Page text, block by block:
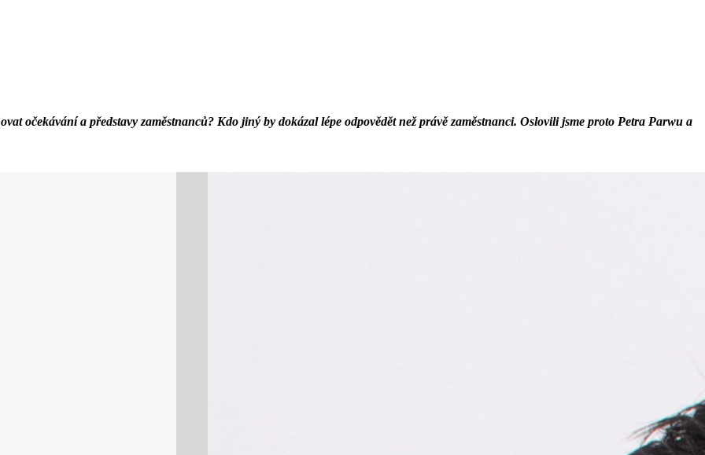
očekávání a představy zaměstnanců? Kdo jiný by dokázal lépe odpovědět než právě zaměstnanci. Oslovili jsme proto Petra Parwu a